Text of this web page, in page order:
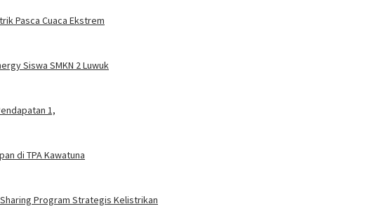
Pasca Cuaca Ekstrem
Siswa SMKN 2 Luwuk
1,
di TPA Kawatuna
Program Strategis Kelistrikan